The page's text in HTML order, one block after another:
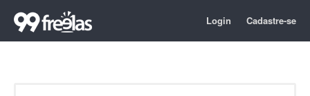
Login Cadastre-se